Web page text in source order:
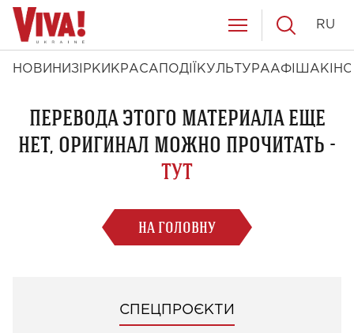
НОВИНИ ЗІРКИ КРАСА ПОДІЇ КУЛЬТУРААФІША КІНО
RU
ПЕРЕВОДА ЭТОГО МАТЕРИАЛА ЕЩЕ
НЕТ, ОРИГИНАЛ МОЖНО ПРОЧИТАТЬ -
ТУТ
НА ГОЛОВНУ
СПЕЦПРОЄКТИ